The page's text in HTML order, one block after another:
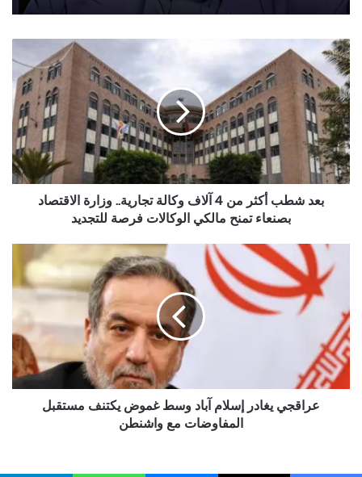
بعد
شطب
أكثر
من
4
آلاف
وكالة
تجارية..
وزارة
الاقتصاد
مالكي
الوكالات
فرصة
للتجديد
بعد شطب أكثر من 4 آلاف وكالة تجارية.. وزارة الاقتصاد
بصنعاء تمنح مالكي الوكالات فرصة للتجديد
عراقجي
يغادر
إسلام
وسط
غموض
يكتنف
مستقبل
المفاوضات
عراقجي يغادر إسلام آباد وسط غموض يكتنف مستقبل
المفاوضات مع واشنطن